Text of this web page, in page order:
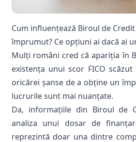
Cum influențează Biroul de
împrumut? Ce opțiuni ai dacă ai
Mulți români cred că apariția în
existența unui scor FICO
oricărei șanse de a obține un
lucrurile sunt mai nuanțate.
Da, informațiile din Biroul de
analiza unui dosar de
reprezintă doar una dintre